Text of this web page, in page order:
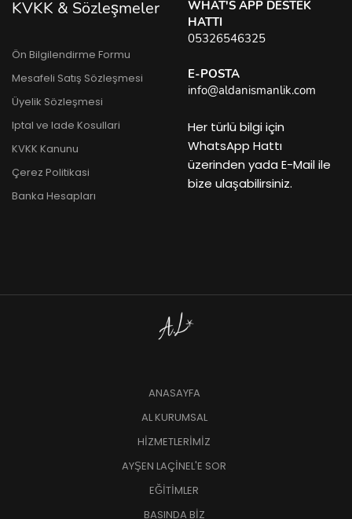
KVKK & Sözleşmeler
Ön Bilgilendirme Formu
Mesafeli Satış Sözleşmesi
Üyelik Sözleşmesi
Iptal ve Iade Kosullari
KVKK Kanunu
Çerez Politikasi
Banka Hesapları
WHAT'S APP DESTEK
HATTI
05326546325
E-POSTA
info@aldanismanlik.com
Her türlü bilgi için
WhatsApp Hattı
üzerinden yada E-Mail ile
bize ulaşabilirsiniz.
ANASAYFA
AL KURUMSAL
HİZMETLERİMİZ
AYŞEN LAÇİNEL'E SOR
EĞİTİMLER
BASINDA BİZ